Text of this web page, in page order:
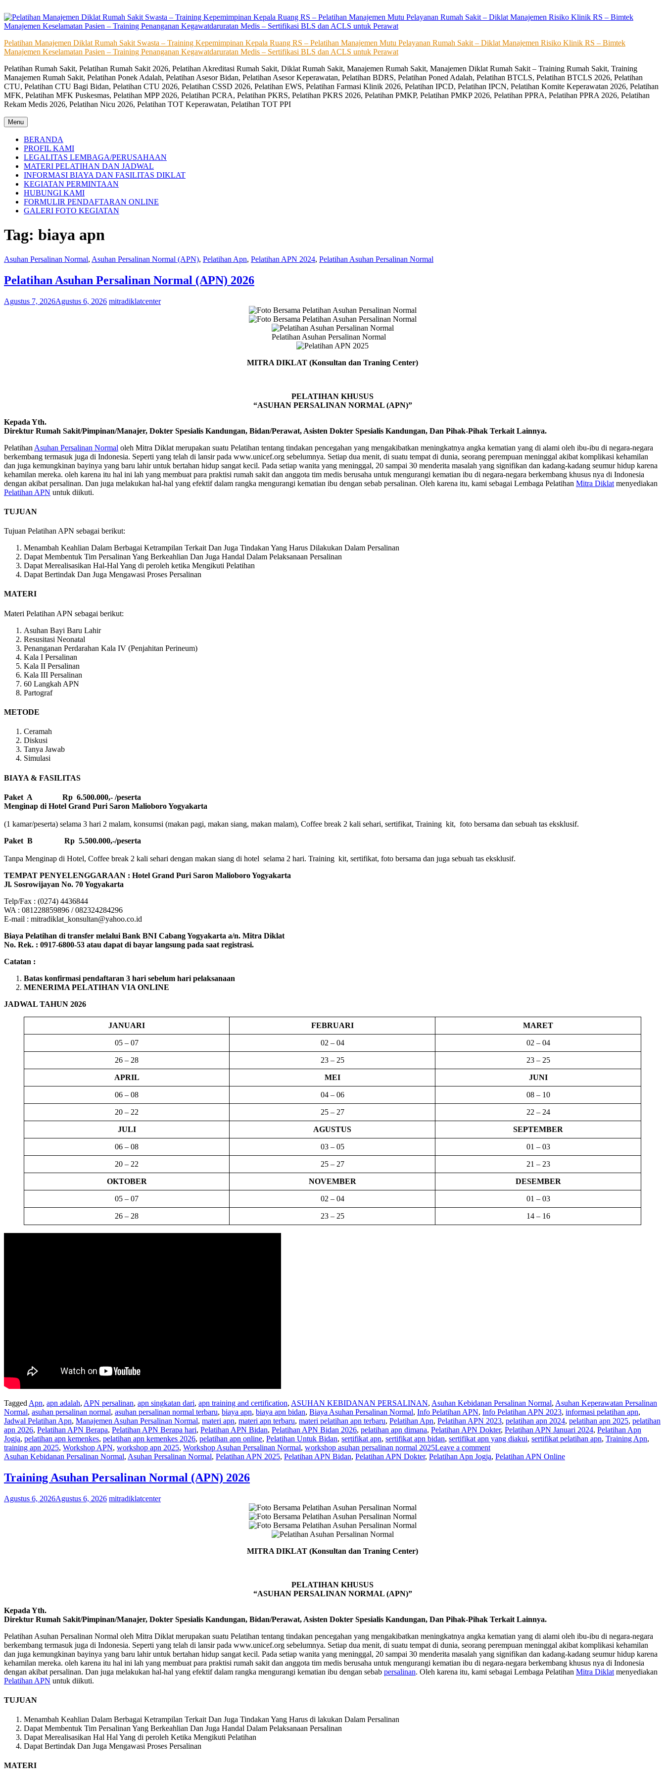
to
content
Pelatihan Manajemen Diklat Rumah Sakit Swasta – Training Kepemimpinan Kepala Ruang RS – Pelatihan Manajemen Mutu Pelayanan Rumah Sakit – Diklat Manajemen Risiko Klinik RS – Bimtek
Manajemen Keselamatan Pasien – Training Penanganan Kegawatdaruratan Medis – Sertifikasi BLS dan ACLS untuk Perawat
Pelatihan Rumah Sakit, Pelatihan Rumah Sakit 2026, Pelatihan Akreditasi Rumah Sakit, Diklat Rumah Sakit, Manajemen Rumah Sakit, Manajemen Diklat Rumah Sakit – Training Rumah Sakit, Training
Manajemen Rumah Sakit, Pelatihan Ponek Adalah, Pelatihan Asesor Bidan, Pelatihan Asesor Keperawatan, Pelatihan BDRS, Pelatihan Poned Adalah, Pelatihan BTCLS, Pelatihan BTCLS 2026, Pelatihan
CTU, Pelatihan CTU Bagi Bidan, Pelatihan CTU 2026, Pelatihan CSSD 2026, Pelatihan EWS, Pelatihan Farmasi Klinik 2026, Pelatihan IPCD, Pelatihan IPCN, Pelatihan Komite Keperawatan 2026, Pelatihan
MFK, Pelatihan MFK Puskesmas, Pelatihan MPP 2026, Pelatihan PCRA, Pelatihan PKRS, Pelatihan PKRS 2026, Pelatihan PMKP, Pelatihan PMKP 2026, Pelatihan PPRA, Pelatihan PPRA 2026, Pelatihan
Rekam Medis 2026, Pelatihan Nicu 2026, Pelatihan TOT Keperawatan, Pelatihan TOT PPI
Menu
BERANDA
PROFIL KAMI
LEGALITAS LEMBAGA/PERUSAHAAN
MATERI PELATIHAN DAN JADWAL
INFORMASI BIAYA DAN FASILITAS DIKLAT
KEGIATAN PERMINTAAN
HUBUNGI KAMI
FORMULIR PENDAFTARAN ONLINE
GALERI FOTO KEGIATAN
Tag: biaya apn
Asuhan Persalinan Normal, Asuhan Persalinan Normal (APN), Pelatihan Apn, Pelatihan APN 2024, Pelatihan Asuhan Persalinan Normal
Pelatihan Asuhan Persalinan Normal (APN) 2026
Agustus 7, 2026Agustus 6, 2026 mitradiklatcenter
Pelatihan Asuhan Persalinan Normal
MITRA DIKLAT (Konsultan dan Traning Center)
PELATIHAN KHUSUS
“ASUHAN PERSALINAN NORMAL (APN)”
Kepada Yth.
Direktur Rumah Sakit/Pimpinan/Manajer, Dokter Spesialis Kandungan, Bidan/Perawat, Asisten Dokter Spesialis Kandungan, Dan Pihak-Pihak Terkait Lainnya.
Pelatihan Asuhan Persalinan Normal oleh Mitra Diklat merupakan suatu Pelatihan tentang tindakan pencegahan yang mengakibatkan meningkatnya angka kematian yang di alami oleh ibu-ibu di negara-negara
berkembang termasuk juga di Indonesia. Seperti yang telah di lansir pada www.unicef.org sebelumnya. Setiap dua menit, di suatu tempat di dunia, seorang perempuan meninggal akibat komplikasi kehamilan
dan juga kemungkinan bayinya yang baru lahir untuk bertahan hidup sangat kecil. Pada setiap wanita yang meninggal, 20 sampai 30 menderita masalah yang signifikan dan kadang-kadang seumur hidup karena
kehamilan mereka. oleh karena itu hal ini lah yang membuat para praktisi rumah sakit dan anggota tim medis berusaha untuk mengurangi kematian ibu di negara-negara berkembang khusus nya di Indonesia
dengan akibat persalinan. Dan juga melakukan hal-hal yang efektif dalam rangka mengurangi kematian ibu dengan sebab persalinan. Oleh karena itu, kami sebagai Lembaga Pelatihan Mitra Diklat menyediakan
Pelatihan APN untuk diikuti.
TUJUAN
Tujuan Pelatihan APN sebagai berikut:
Menambah Keahlian Dalam Berbagai Ketrampilan Terkait Dan Juga Tindakan Yang Harus Dilakukan Dalam Persalinan
Dapat Membentuk Tim Persalinan Yang Berkeahlian Dan Juga Handal Dalam Pelaksanaan Persalinan
Dapat Merealisasikan Hal-Hal Yang di peroleh ketika Mengikuti Pelatihan
Dapat Bertindak Dan Juga Mengawasi Proses Persalinan
MATERI
Materi Pelatihan APN sebagai berikut:
Asuhan Bayi Baru Lahir
Resusitasi Neonatal
Penanganan Perdarahan Kala IV (Penjahitan Perineum)
Kala I Persalinan
Kala II Persalinan
Kala III Persalinan
60 Langkah APN
Partograf
METODE
Ceramah
Diskusi
Tanya Jawab
Simulasi
BIAYA & FASILITAS
Paket A Rp 6.500.000,- /peserta
Menginap di Hotel Grand Puri Saron Malioboro Yogyakarta
(1 kamar/peserta) selama 3 hari 2 malam, konsumsi (makan pagi, makan siang, makan malam), Coffee break 2 kali sehari, sertifikat, Training kit, foto bersama dan sebuah tas eksklusif.
Paket B
Rp 5.500.000,-/peserta
Tanpa Menginap di Hotel, Coffee break 2 kali sehari dengan makan siang di hotel selama 2 hari. Training kit, sertifikat, foto bersama dan juga sebuah tas eksklusif.
TEMPAT PENYELENGGARAAN : Hotel Grand Puri Saron Malioboro Yogyakarta
Jl. Sosrowijayan No. 70 Yogyakarta
Telp/Fax : (0274) 4436844
WA : 081228859896 / 082324284296
E-mail : mitradiklat_konsultan@yahoo.co.id
Biaya Pelatihan di transfer melalui Bank BNI Cabang Yogyakarta a/n. Mitra Diklat
No. Rek. : 0917-6800-53 atau dapat di bayar langsung pada saat registrasi.
Catatan :
Batas konfirmasi pendaftaran 3 hari sebelum hari pelaksanaan
MENERIMA PELATIHAN VIA ONLINE
JADWAL TAHUN 2026
JANUARI FEBRUARI MARET
05 – 07 02 – 04 02 – 04
26 – 28 23 – 25 23 – 25
APRIL MEI JUNI
06 – 08 04 – 06 08 – 10
20 – 22 25 – 27 22 – 24
JULI AGUSTUS SEPTEMBER
06 – 08 03 – 05 01 – 03
20 – 22 25 – 27 21 – 23
OKTOBER NOVEMBER DESEMBER
05 – 07 02 – 04 01 – 03
26 – 28 23 – 25 14 – 16
Tagged Apn, apn adalah, APN persalinan, apn singkatan dari, apn training and certification, ASUHAN KEBIDANAN PERSALINAN, Asuhan Kebidanan Persalinan Normal, Asuhan Keperawatan Persalinan
Normal, asuhan persalinan normal, asuhan persalinan normal terbaru, biaya apn, biaya apn bidan, Biaya Asuhan Persalinan Normal, Info Pelatihan APN, Info Pelatihan APN 2023, informasi pelatihan apn,
Jadwal Pelatihan Apn, Manajemen Asuhan Persalinan Normal, materi apn, materi apn terbaru, materi pelatihan apn terbaru, Pelatihan Apn, Pelatihan APN 2023, pelatihan apn 2024, pelatihan apn 2025, pelatihan
apn 2026, Pelatihan APN Berapa, Pelatihan APN Berapa hari, Pelatihan APN Bidan, Pelatihan APN Bidan 2026, pelatihan apn dimana, Pelatihan APN Dokter, Pelatihan APN Januari 2024, Pelatihan Apn
Jogja, pelatihan apn kemenkes, pelatihan apn kemenkes 2026, pelatihan apn online, Pelatihan Untuk Bidan, sertifikat apn, sertifikat apn bidan, sertifikat apn yang diakui, sertifikat pelatihan apn, Training Apn,
training apn 2025, Workshop APN, workshop apn 2025, Workshop Asuhan Persalinan Normal, workshop asuhan persalinan normal 2025Leave a comment
Asuhan Kebidanan Persalinan Normal, Asuhan Persalinan Normal, Pelatihan APN 2025, Pelatihan APN Bidan, Pelatihan APN Dokter, Pelatihan Apn Jogja, Pelatihan APN Online
Training Asuhan Persalinan Normal (APN) 2026
Agustus 6, 2026Agustus 6, 2026 mitradiklatcenter
MITRA DIKLAT (Konsultan dan Traning Center)
PELATIHAN KHUSUS
“ASUHAN PERSALINAN NORMAL (APN)”
Kepada Yth.
Direktur Rumah Sakit/Pimpinan/Manajer, Dokter Spesialis Kandungan, Bidan/Perawat, Asisten Dokter Spesialis Kandungan, Dan Pihak-Pihak Terkait Lainnya.
Pelatihan Asuhan Persalinan Normal oleh Mitra Diklat merupakan suatu Pelatihan tentang tindakan pencegahan yang mengakibatkan meningkatnya angka kematian yang di alami oleh ibu-ibu di negara-negara
berkembang termasuk juga di Indonesia. Seperti yang telah di lansir pada www.unicef.org sebelumnya. Setiap dua menit, di suatu tempat di dunia, seorang perempuan meninggal akibat komplikasi kehamilan
dan juga kemungkinan bayinya yang baru lahir untuk bertahan hidup sangat kecil. Pada setiap wanita yang meninggal, 20 sampai 30 menderita masalah yang signifikan dan kadang-kadang seumur hidup karena
kehamilan mereka. oleh karena itu hal ini lah yang membuat para praktisi rumah sakit dan anggota tim medis berusaha untuk mengurangi kematian ibu di negara-negara berkembang khusus nya di Indonesia
dengan akibat persalinan. Dan juga melakukan hal-hal yang efektif dalam rangka mengurangi kematian ibu dengan sebab persalinan. Oleh karena itu, kami sebagai Lembaga Pelatihan Mitra Diklat menyediakan
Pelatihan APN untuk diikuti.
TUJUAN
Menambah Keahlian Dalam Berbagai Ketrampilan Terkait Dan Juga Tindakan Yang Harus di lakukan Dalam Persalinan
Dapat Membentuk Tim Persalinan Yang Berkeahlian Dan Juga Handal Dalam Pelaksanaan Persalinan
Dapat Merealisasikan Hal Hal Yang di peroleh Ketika Mengikuti Pelatihan
Dapat Bertindak Dan Juga Mengawasi Proses Persalinan
MATERI